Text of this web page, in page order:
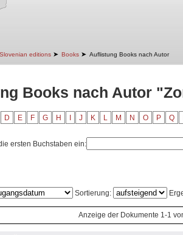
Slovenian editions ➤ Books ➤ Auflistung Books nach Autor
Books nach Autor
D E F G H J K L M N O P Q
ersten Buchstaben ein:
Sortierung:
Anzeige der Dokumente 1-1